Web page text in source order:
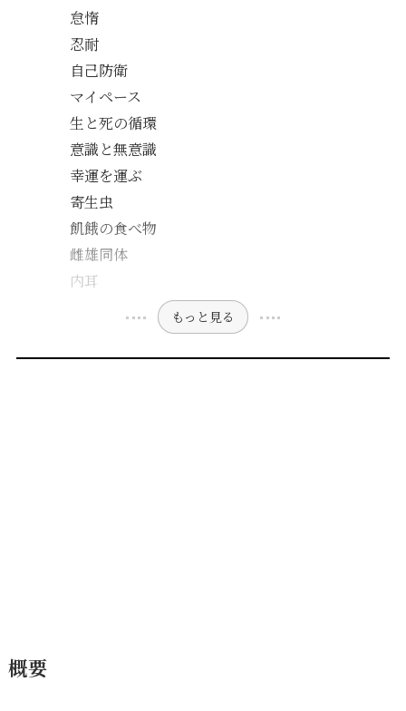
怠惰
忍耐
自己防衛
マイペース
生と死の循環
意識と無意識
幸運を運ぶ
寄生虫
飢餓の食べ物
雌雄同体
内耳
もっと見る
概要